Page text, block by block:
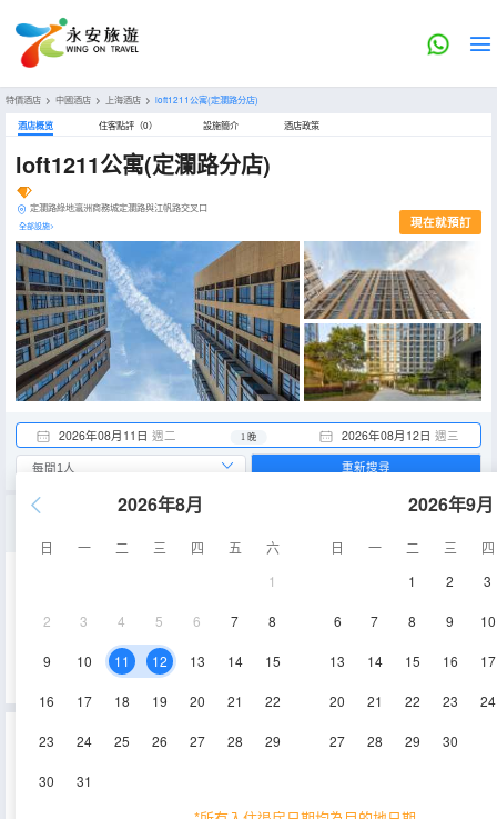
特價酒店 > 中國酒店 > 上海酒店 > loft1211公寓(定瀾路分店)
酒店概览 住客點評（0） 設施簡介 酒店政策
loft1211公寓(定瀾路分店)
定瀾路綠地瀛洲商務城定瀾路與江帆路交叉口
全部設施> 現在就預訂
2026年08月11日 週二 2026年08月12日 週三
1 晚
2026年8月
日 一 二 三 四 五
六
1
2 3 4 5 6 7 8
9 10 11 12 13 14 15
16 17 18 19 20 21 22
23 24 25 26 27 28 29
30 31
2026年9月
日 一 二 三
四
1
2 3
6 7 8 9 10
13 14 15 16 17
20 21 22 23 24
27 28 29 30
重新搜尋
空調
重要資訊